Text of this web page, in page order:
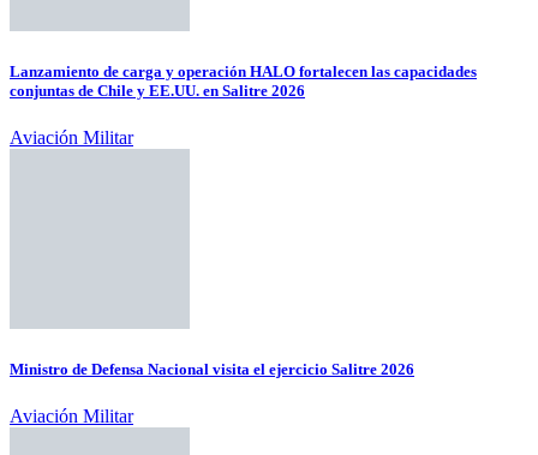
Lanzamiento de carga y operación HALO fortalecen las capacidades
conjuntas de Chile y EE.UU. en Salitre 2026
Aviación Militar
Ministro de Defensa Nacional visita el ejercicio Salitre 2026
Aviación Militar